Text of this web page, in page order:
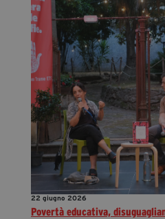
22 giugno 2026
Povertà educativa,